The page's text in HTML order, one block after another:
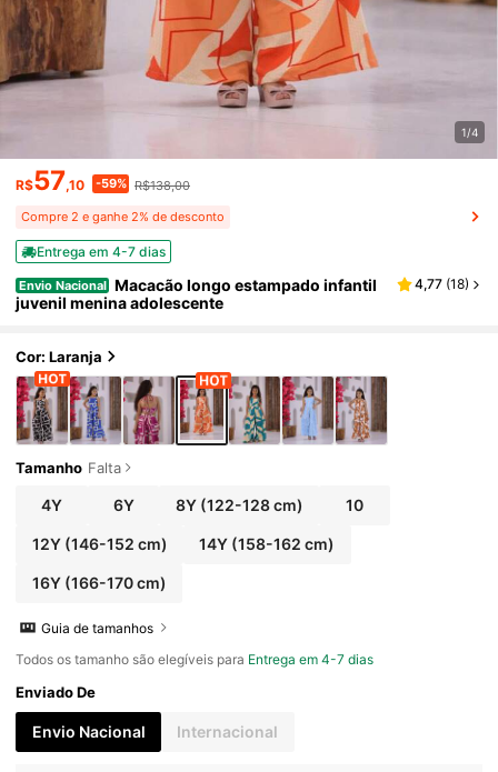
1/4
R$57,10 -59% R$138,00
Compre 2 e ganhe 2% de desconto
Entrega em 4-7 dias
Envio Nacional Macacão longo estampado infantil
juvenil menina adolescente
4,77 (18)
Cor: Laranja
Tamanho Falta
4Y 6Y 8Y(122-128 cm) 10
12Y(146-152 cm) 14Y (158-162 cm)
16Y(166-170 cm)
Guia de tamanhos
Todos os tamanho são elegíveis para Entrega em 4-7 dias
Enviado De
Envio Nacional Internacional